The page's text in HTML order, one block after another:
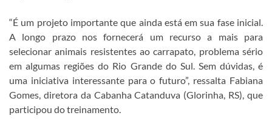
“É um projeto importante que ainda está em sua fase inicial.
A longo prazo nos fornecerá um recurso a mais para
selecionar animais resistentes ao carrapato, problema sério
em algumas regiões do Rio Grande do Sul. Sem dúvidas, é
uma iniciativa interessante para o futuro”, ressalta Fabiana
Gomes, diretora da Cabanha Catanduva (Glorinha, RS), que
participou do treinamento.